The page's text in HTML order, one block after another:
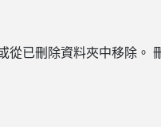
從已刪除資料夾中移除。